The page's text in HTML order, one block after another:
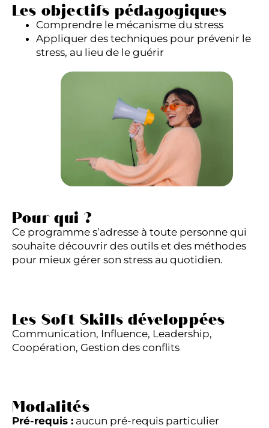
Les objectifs pédagogiques
Comprendre le mécanisme du stress
Appliquer des techniques pour prévenir le
stress, au lieu de le guérir
Pour qui ?
Ce programme s’adresse à toute personne qui
souhaite découvrir des outils et des méthodes
pour mieux gérer son stress au quotidien.
Les Soft Skills développées
Communication, Influence, Leadership,
Coopération, Gestion des conflits
Modalités
Pré-requis : aucun pré-requis particulier